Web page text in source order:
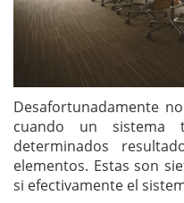
Desafortunadamente
cuando un
determinados
elementos. Estas son
si efectivamente el